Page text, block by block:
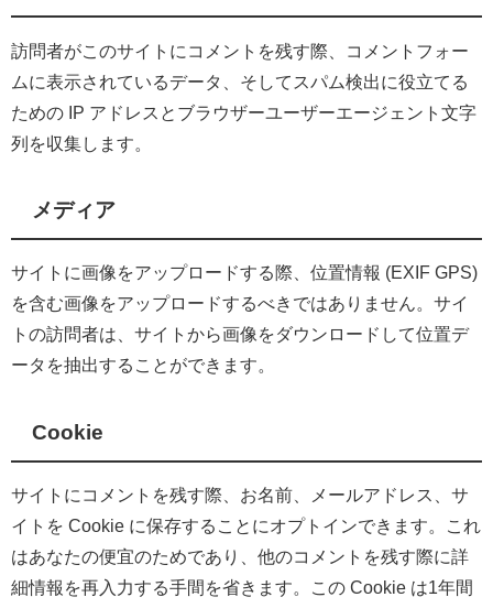
訪問者がこのサイトにコメントを残す際、コメントフォー
ムに表示されているデータ、そしてスパム検出に役立てる
ための IP アドレスとブラウザーユーザーエージェント文字
列を収集します。
メディア
サイトに画像をアップロードする際、位置情報 (EXIF GPS)
を含む画像をアップロードするべきではありません。サイ
トの訪問者は、サイトから画像をダウンロードして位置デ
ータを抽出することができます。
Cookie
サイトにコメントを残す際、お名前、メールアドレス、サ
イトを Cookie に保存することにオプトインできます。これ
はあなたの便宜のためであり、他のコメントを残す際に詳
細情報を再入力する手間を省きます。この Cookie は1年間